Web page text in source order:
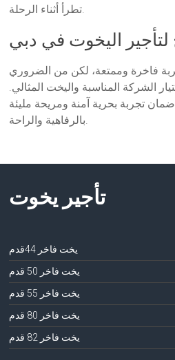
تطرأ أثناء الرحلة.
لتأجير اليخوت في دبي
فاخرة وممتعة، لكن من الضروري
الشركة المناسبة واليخت المثالي.
ضمان تجربة بحرية آمنة ومريحة مليئة
بالرفاهية والراحة.
تأجير يخوت
يخت فاخر 44قدم
يخت فاخر 50 قدم
يخت فاخر 55 قدم
يخت فاخر 80 قدم
يخت فاخر 82 قدم